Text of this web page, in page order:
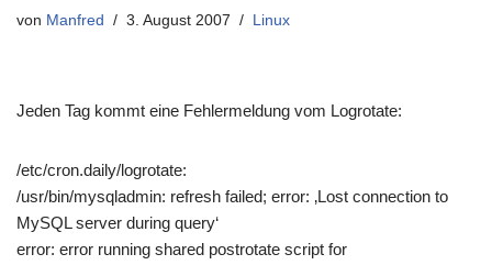
von Manfred 3. August 2007 Linux
Jeden Tag kommt eine Fehlermeldung vom Logrotate:
/etc/cron.daily/logrotate:
/usr/bin/mysqladmin: refresh failed; error: ‚Lost connection to
MySQL server during query‘
error: error running shared postrotate script for